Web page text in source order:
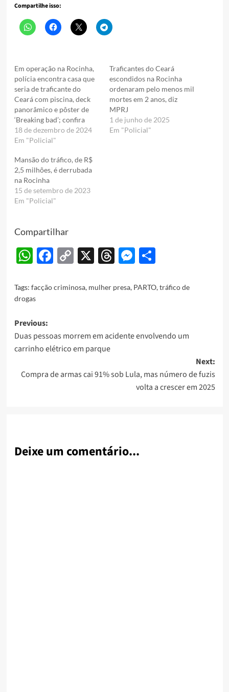
Compartilhe isso:
Em operação na Rocinha,
polícia encontra casa que
seria de traficante do
Ceará com piscina, deck
panorâmico e pôster de
‘Breaking bad’; confira
18 de dezembro de 2024
Em "Policial"
Traficantes do Ceará
escondidos na Rocinha
ordenaram pelo menos mil
mortes em 2 anos, diz
MPRJ
1 de junho de 2025
Em "Policial"
Mansão do tráfico, de R$
2,5 milhões, é derrubada
na Rocinha
15 de setembro de 2023
Em "Policial"
Compartilhar
WhatsApp
Facebook
Copy
X Threads
Messenger
Share
Tags: facção criminosa, mulher presa, PARTO,tráfico de
drogas
Post
navigation
Previous:
Duas pessoas morrem em acidente envolvendo um
carrinho elétrico em parque
Next:
Compra de armas cai 91% sob Lula, mas número de fuzis
volta a crescer em 2025
Deixe um comentário...